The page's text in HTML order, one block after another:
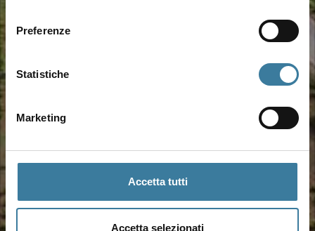
consenso
Preferenze
Statistiche
Marketing
Accetta tutti
Accetta selezionati